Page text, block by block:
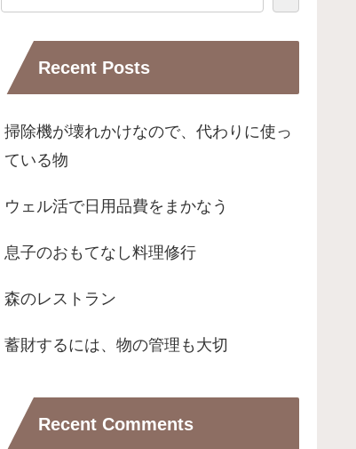
Recent Posts
掃除機が壊れかけなので、代わりに使っ
ている物
ウェル活で日用品費をまかなう
息子のおもてなし料理修行
森のレストラン
蓄財するには、物の管理も大切
Recent Comments